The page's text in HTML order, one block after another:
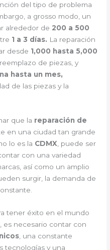
del tipo de problema
a grosso modo, un
alrededor de 200 a 500
1 a 3 días. La reparación
desde 1,000 hasta 5,000
de piezas, y
hasta un mes,
de las piezas y la
que la reparación de
en una ciudad tan grande
lo es la CDMX , puede ser
con una variedad
así como un amplio
surgir, la demanda de
tener éxito en el mundo
es necesario contar con
, una constante
tecnologías y una